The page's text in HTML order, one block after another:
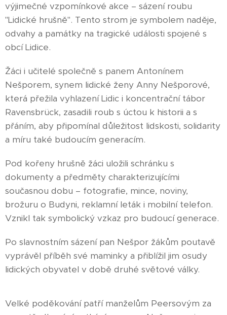
výjimečné vzpomínkové akce – sázení roubu
"Lidické hrušně". Tento strom je symbolem naděje,
odvahy a památky na tragické události spojené s
obcí Lidice.
Žáci i učitelé společně s panem Antonínem
Nešporem, synem lidické ženy Anny Nešporové,
která přežila vyhlazení Lidic i koncentrační tábor
Ravensbrück, zasadili roub s úctou k historii a s
přáním, aby připomínal důležitost lidskosti, solidarity
a míru také budoucím generacím.
Pod kořeny hrušně žáci uložili schránku s
dokumenty a předměty charakterizujícími
současnou dobu – fotografie, mince, noviny,
brožuru o Budyni, reklamní leták i mobilní telefon.
Vznikl tak symbolický vzkaz pro budoucí generace.
Po slavnostním sázení pan Nešpor žákům poutavě
vyprávěl příběh své maminky a přiblížil jim osudy
lidických obyvatel v době druhé světové války.
Velké poděkování patří manželům Peersovým za